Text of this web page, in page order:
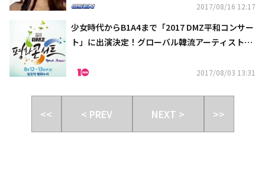
2017/08/16 12:17
少女時代からB1A4まで「2017 DMZ平和コンサー
ト」に出演決定！グローバル韓流アーティストが
2017/08/03 13:31
<< < PREV NEXT > >>